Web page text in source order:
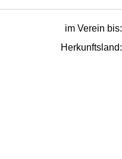
im Verein bis:
Herkunftsland: